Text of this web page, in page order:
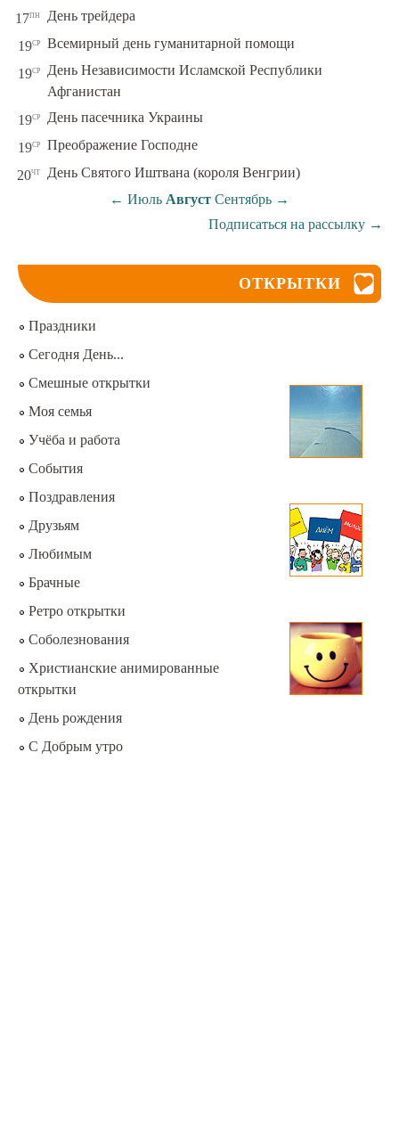
17пн День трейдера
19ср Всемирный день гуманитарной помощи
19ср
День Независимости Исламской Республики
Афганистан
19ср День пасечника Украины
19ср Преображение Господне
20чт
День Святого Иштвана (короля Венгрии)
← Июль Август Сентябрь →
Подписаться на рассылку →
ОТКРЫТКИ
Праздники
Сегодня День...
Смешные открытки
Моя семья
Учёба и работа
События
Поздравления
Друзьям
Любимым
Брачные
Ретро открытки
Соболезнования
Христианские анимированные
открытки
День рождения
С Добрым утро